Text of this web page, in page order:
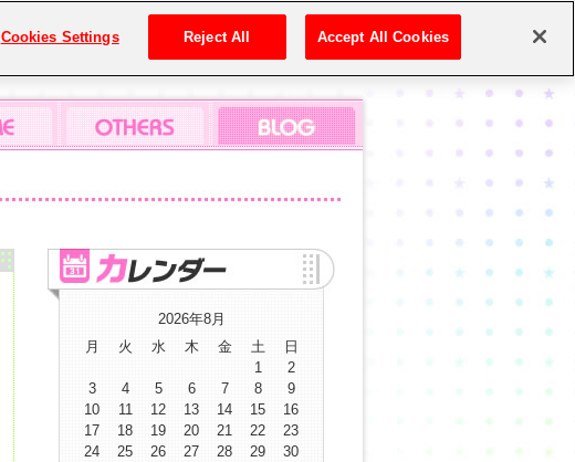
2026年8月
月
火 水 木 金 土 日
1
2
3
4 5 6 7 8
9
10
11 12 13 14 15
16
17
18 19 20 21 22
23
24
25 26 27 28 29
30
Cookies Settings Reject All Accept All Cookies